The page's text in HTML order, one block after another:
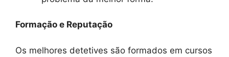
Formação e Reputação
Os melhores detetives são formados em cursos